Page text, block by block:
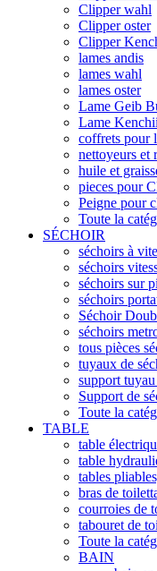
Clipper wahl
Clipper oster
Clipper
lames andis
lames wahl
lames oster
Lame Geib
Lame Kenchii
coffrets pour
nettoyeurs et
huile et
pieces pour
Peigne pour
Toute la
SÉCHOIR
séchoirs à
séchoirs
séchoirs sur
séchoirs
Séchoir
séchoirs
tous pièces
tuyaux de
support
Support de
Toute la
TABLE
table
table
tables
bras de
courroies de
tabouret de
Toute la
BAIN